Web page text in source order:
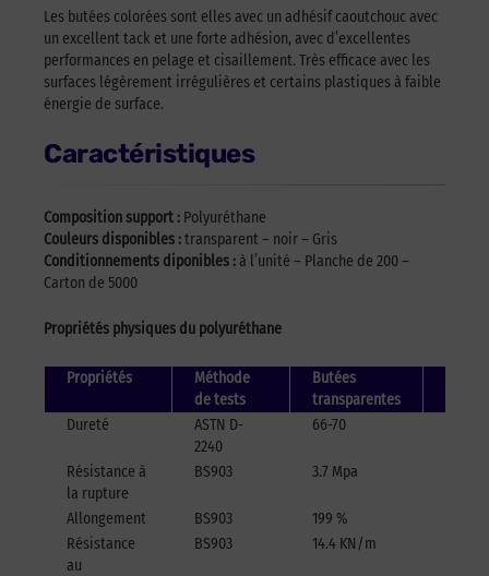
Les butées colorées sont elles avec un adhésif caoutchouc avec
un excellent tack et une forte adhésion, avec d’excellentes
performances en pelage et cisaillement. Très efficace avec les
surfaces légèrement irrégulières et certains plastiques à faible
énergie de surface.
Caractéristiques
Composition support : Polyuréthane
Couleurs disponibles :transparent – noir – Gris
Conditionnements diponibles :à l’unité – Planche de 200 –
Carton de 5000
Propriétés physiques du polyuréthane
Propriétés
Méthode
de tests
Butées
transparentes
Dureté
ASTN D-
2240
66-70
Résistance à
la rupture
BS903 3.7 Mpa
Allongement BS903 199 %
Résistance
au
BS903 14.4 KN/m